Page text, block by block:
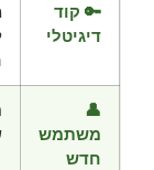
🔑 קוד
דיגיטלי
👤
משתמש
חדש